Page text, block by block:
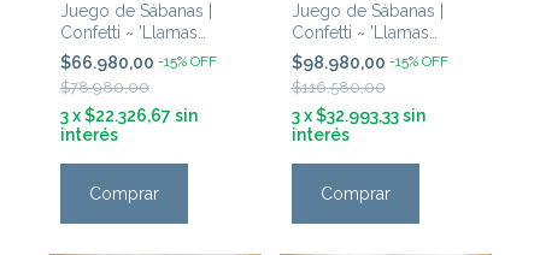
Juego de Sábanas |
Confetti ~ 'Llamas
Verde'
$66.980,00 -15% OFF
$78.980,00
3x$22.326,67 sin
interés
Comprar
Juego de Sábanas |
Confetti ~ 'Llamas
Natural'
$98.980,00 -15% OFF
$116.580,00
3 x$32.993,33 sin
interés
Comprar